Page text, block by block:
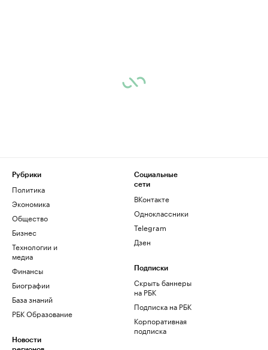
Рубрики
Политика
Экономика
Общество
Бизнес
Технологии и
медиа
Финансы
Биографии
База знаний
РБК Образование
Новости
Социальные
сети
ВКонтакте
Одноклассники
Telegram
Дзен
Подписки
Скрыть баннеры
на РБК
Подписка на РБК
Корпоративная
подписка